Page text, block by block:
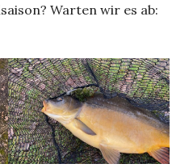
Warten wir es ab: